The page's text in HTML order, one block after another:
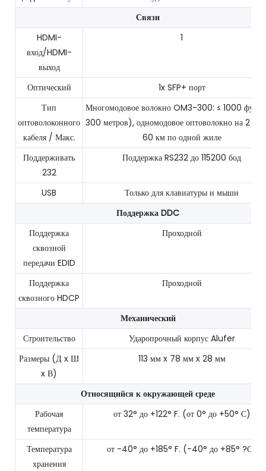
Связи
HDMI-
вход/HDMI-
выход
1
Оптический
1x SFP+ порт
Тип
оптоволоконного
кабеля / Макс.
Многомодовое волокно OM3-300: ≤ 1000
300 метров), одномодовое оптоволокно на 2 км
60 км по одной жиле
Поддерживать
232
Поддержка RS232 до 115200 бод
USB
Только для клавиатуры и мыши
Поддержка DDC
Поддержка
сквозной
передачи EDID
Проходной
Поддержка
сквозного HDCP
Проходной
Механический
Строительство
Ударопрочный корпус Alufer
Размеры (Д x Ш
x В)
113 мм x 78 мм x 28 мм
Относящийся к окружающей среде
Рабочая
температура
от 32° до +122° F. (от 0° до +50° С)
Температура
хранения
от -40° до +185° F. (-40° до +85° ?С)